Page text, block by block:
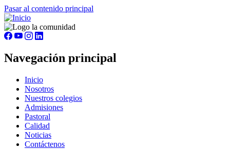
Pasar al contenido principal
Navegación principal
Inicio
Nosotros
Nuestros colegios
Admisiones
Pastoral
Calidad
Noticias
Contáctenos